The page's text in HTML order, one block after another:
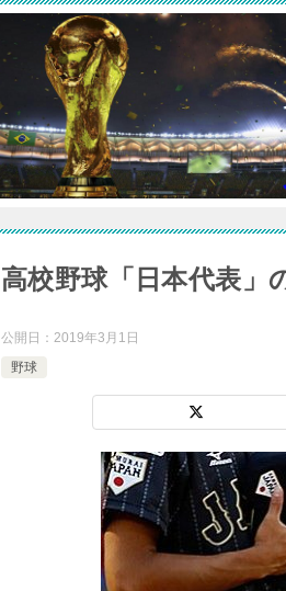
高校野球「日本代表」
公開日： 2019年3月1日
野球